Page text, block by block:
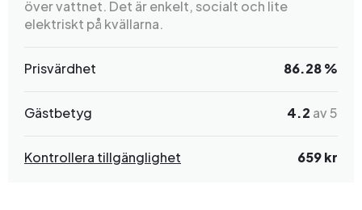
över vattnet. Det är enkelt, socialt och lite
elektriskt på kvällarna.
Prisvärdhet 86.28 %
Gästbetyg 4.2 av 5
Kontrollera tillgänglighet 659 kr